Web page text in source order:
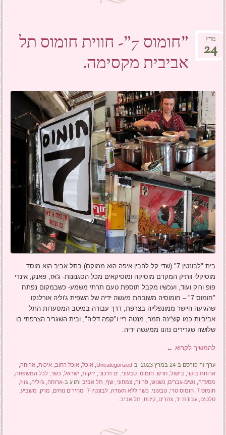
"חומוס 7"- חווית חומוס תל
אביבית מקסימה.
מרץ
24
בית "לבונטין 7" (שדי קל להבין איפה הוא ממוקם) בתל אביב הוא מוסד
מוסיקלי וותיק המקדם מוסיקה ומוסיקאים מכל הסגנונות- ג'אז, פאנק, אינדי
פופ ורוק ועוד, ועכשיו מקבל תוספת טעם תרתי משמע- כשבמקום נפתח
"חומוס 7" – חומוסיה משובחת מעשה ידיה של השפית ג'וליה אורלנקו
שהגיעה היישר ממונפלייה בצרפת, דרך עבודה במיטב המסעדות התל
אביביות כמו קוצ'ינה תמר, מנטה ריי ו"קפה דליה", ובית השגריר הצרפתי בו
שלושה שגרירים נהנו ממעשה ידיה.
להמשיך לקרוא ←
ערך זה פורסם ב-24 במרץ 2023, ב- Uncategorized
,אוכל ,אוכל רחוב ,איכות ,ארוחה
ארוחת בוקר בישול ,חדש ,חומוס ,טבעוני ים תיכוני ירקות ישראל כשר ,לכל המשפחה
מסעדה ,נשים-גברים ,נשנוש פרווה ,צמחוני ,שף תל אביב ותויג ב-ארוחה ג'וליה גזוז
חומוס 7
,חומוס טרי ,טבעוני כשר ללא תעודה ,לבונטין 7 מחירים נוחים מרק משביע
סלטים ,עבודת יד ,צהרים ,קינוח תל אביב